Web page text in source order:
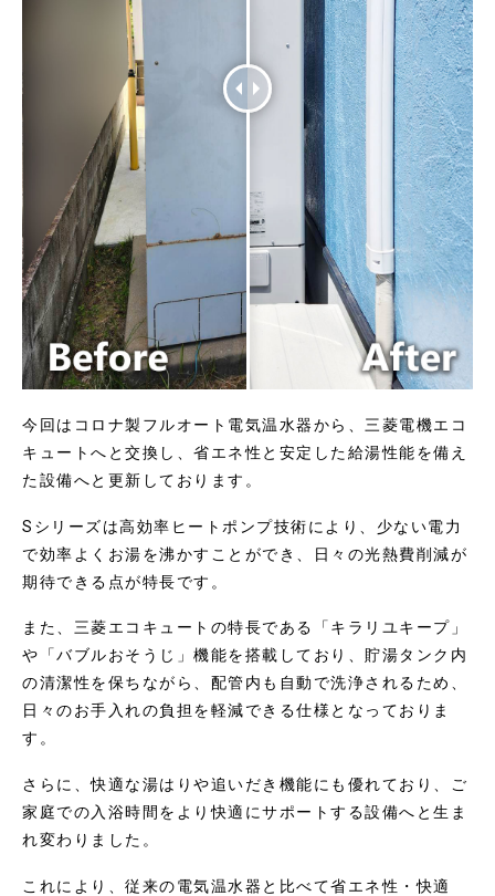
今回はコロナ製フルオート電気温水器から、三菱電機エコ
キュートへと交換し、省エネ性と安定した給湯性能を備え
た設備へと更新しております。
Sシリーズは高効率ヒートポンプ技術により、少ない電力
で効率よくお湯を沸かすことができ、日々の光熱費削減が
期待できる点が特長です。
また、三菱エコキュートの特長である「キラリユキープ」
や「バブルおそうじ」機能を搭載しており、貯湯タンク内
の清潔性を保ちながら、配管内も自動で洗浄されるため、
日々のお手入れの負担を軽減できる仕様となっておりま
す。
さらに、快適な湯はりや追いだき機能にも優れており、ご
家庭での入浴時間をより快適にサポートする設備へと生ま
れ変わりました。
これにより、従来の電気温水器と比べて省エネ性・快適